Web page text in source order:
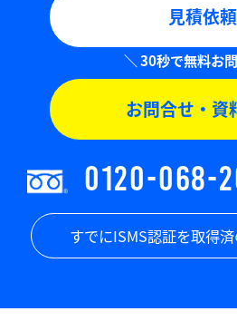
見積依頼
お問合せ・資
0120-068-
すでにISMS認証を取得